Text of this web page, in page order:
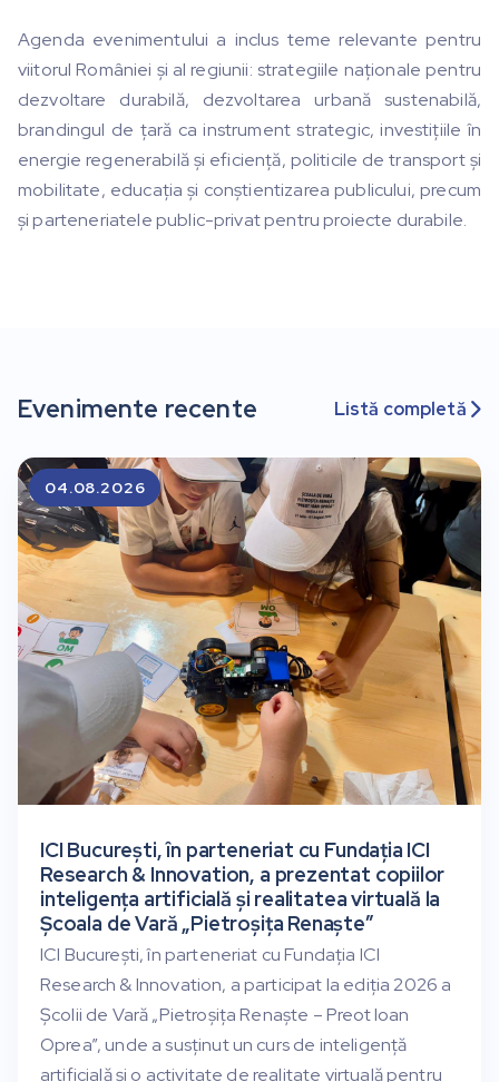
Agenda evenimentului a inclus teme relevante pentru
viitorul României și al regiunii: strategiile naționale pentru
dezvoltare durabilă, dezvoltarea urbană sustenabilă,
brandingul de țară ca instrument strategic, investițiile în
energie regenerabilă și eficiență, politicile de transport și
mobilitate, educația și conștientizarea publicului, precum
și parteneriatele public-privat pentru proiecte durabile.
Evenimente recente Listă completă 
ICI București, în parteneriat cu Fundația ICI
Research & Innovation, a prezentat copiilor
inteligența artificială și realitatea virtuală la
Școala de Vară „Pietroșița Renaște”
ICI București, în parteneriat cu Fundația ICI
Research & Innovation, a participat la ediția 2026 a
Școlii de Vară „Pietroșița Renaște – Preot Ioan
Oprea”, unde a susținut un curs de inteligență
artificială și o activitate de realitate virtuală pentru
04.08.2026